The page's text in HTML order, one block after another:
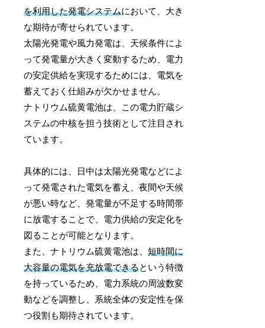
を利用した発電システムにおいて、大き
な期待が寄せられています。
太陽光発電や風力発電は、天候条件によ
って発電量が大きく変動するため、電力
の安定供給を実現するためには、電気を
蓄えておく仕組みが欠かせません。
ナトリウム硫黄電池は、この電力貯蔵シ
ステムの中核を担う技術として注目され
ています。
具体的には、日中は太陽光発電などによ
って発電された電気を蓄え、夜間や天候
が悪い時など、発電量が不足する時間帯
に放電することで、電力供給の安定化を
図ることが可能となります。
また、ナトリウム硫黄電池は、短時間に
大容量の電気を充放電できるという特徴
を持っているため、電力系統の周波数変
動などを調整し、系統全体の安定性を保
つ役割も期待されています。